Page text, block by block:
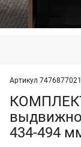
Артикул 7476877021
434-494